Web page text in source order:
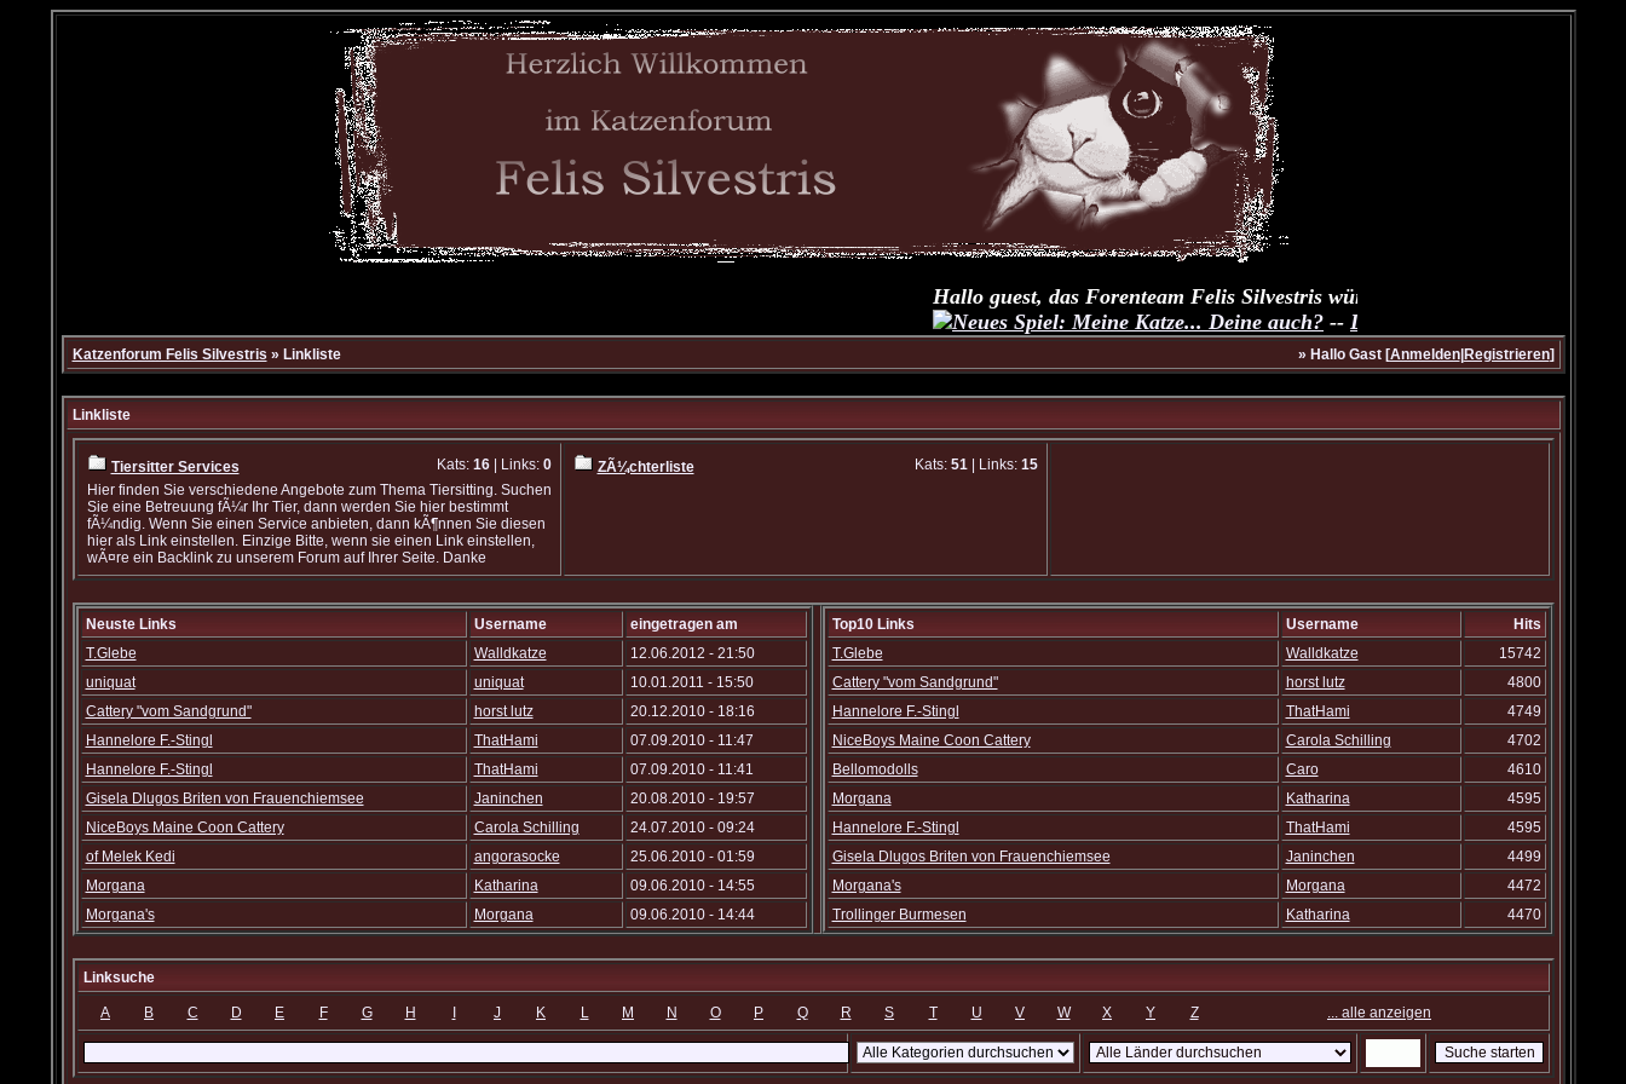
Hallo guest, das Forenteam Felis Silvestris wünscht Dir und Deinen
Neues Spiel: Meine Katze... Deine auch?--Dailytalk unserer Samtpfoten
Katzenforum Felis Silvestris » Linkliste » Hallo Gast [Anmelden| Registrieren]
Linkliste
Tiersitter Services Kats: 16| Links: 0
Hier finden Sie verschiedene Angebote zum Thema Tiersitting. Suchen
Sie eine Betreuung fÃ¼r Ihr Tier, dann werden Sie hier bestimmt
fÃ¼ndig. Wenn Sie einen Service anbieten, dann kÃ¶nnen Sie diesen
hier als Link einstellen. Einzige Bitte, wenn sie einen Link einstellen,
wÃ¤re ein Backlink zu unserem Forum auf Ihrer Seite. Danke
ZÃ¼chterliste Kats: 51| Links: 15
Neuste Links Username
eingetragen am
T.Glebe
Walldkatze
12.06.2012 - 21:50
uniquat
uniquat
10.01.2011 - 15:50
Cattery "vom Sandgrund"
horst lutz
20.12.2010 - 18:16
Hannelore F.-Stingl
ThatHami
07.09.2010 - 11:47
Hannelore F.-Stingl
ThatHami
07.09.2010 - 11:41
Gisela Dlugos Briten von Frauenchiemsee
Janinchen
20.08.2010 - 19:57
NiceBoys Maine Coon Cattery
Carola Schilling
24.07.2010 - 09:24
of Melek Kedi
angorasocke
25.06.2010 - 01:59
Morgana
Katharina
09.06.2010 - 14:55
Morgana's
Morgana 09.06.2010 - 14:44
Top10 Links Username
Hits
T.Glebe
Walldkatze
15742
Cattery "vom Sandgrund"
horst lutz
4800
Hannelore F.-Stingl
ThatHami
4749
NiceBoys Maine Coon Cattery
Carola Schilling
4702
Bellomodolls
Caro
4610
Morgana
Katharina
4595
Hannelore F.-Stingl
ThatHami
4595
Gisela Dlugos Briten von Frauenchiemsee
Janinchen
4499
Morgana's
Morgana
4472
Trollinger Burmesen
Katharina 4470
Linksuche
A B C D E F G H J K L M N O P Q R S T U V W X Y Z ... alle anzeigen